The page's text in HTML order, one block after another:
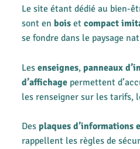
Le site étant dédié au bien-
sont en boiset compact
se fondre dans le paysage
Les enseignes, panneaux
d’affichagepermettent
les renseigner sur les tarifs,
Des plaques d’informations
rappellent les règles de